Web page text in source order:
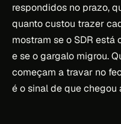
respondidos no prazo,
quanto custou trazer
mostram se o SDR
e se o gargalo migrou.
começam a travar no
é o sinal de que chegou